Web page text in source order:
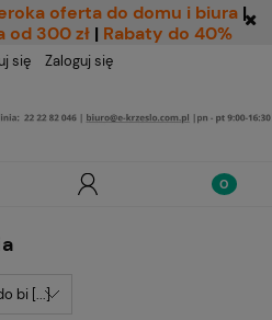
oferta do domu i biura |
od 300 zł | Rabaty do 40%
się Zaloguj się
bi [...]